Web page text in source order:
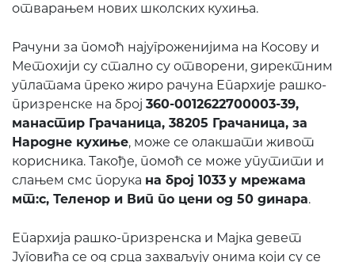
отварањем нових школских кухиња.
Рачуни за помоћ најугроженијима на Косову и
Метохији су стално су отворени, директним
уплатама преко жиро рачуна Епархије рашко-
призренске на број 360-0012622700003-39,
манастир Грачаница, 38205 Грачаница, за
Народне кухиње, може се олакшати живот
корисника. Такође, помоћ се може упутити и
слањем смс порука на број 1033 у мрежама
мт:с, Теленор и Вип по цени од 50 динара.
Епархија рашко-призренска и Мајка девет
Југовића се од срца захваљују онима који су се